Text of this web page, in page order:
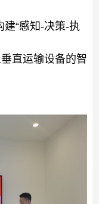
“感知-决策-执
直运输设备的智